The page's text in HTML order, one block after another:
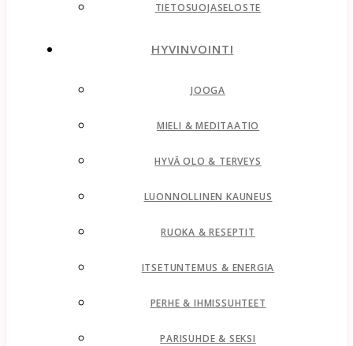
TIETOSUOJASELOSTE
HYVINVOINTI
JOOGA
MIELI & MEDITAATIO
HYVÄ OLO & TERVEYS
LUONNOLLINEN KAUNEUS
RUOKA & RESEPTIT
ITSETUNTEMUS & ENERGIA
PERHE & IHMISSUHTEET
PARISUHDE & SEKSI